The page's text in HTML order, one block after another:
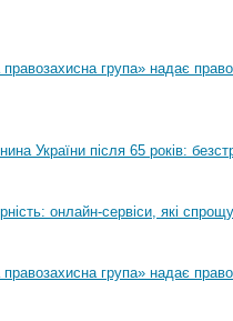
група» надає
України після 65 років:
онлайн-сервіси, які
група» надає